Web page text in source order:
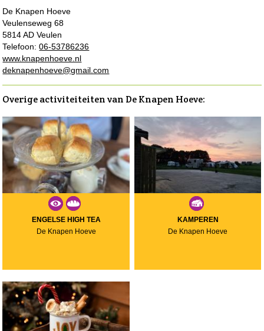
De Knapen Hoeve
Veulenseweg 68
5814 AD Veulen
Telefoon:06-53786236
www.knapenhoeve.nl
deknapenhoeve@gmail.com
Overige activiteiteiten van De Knapen Hoeve:
ENGELSE HIGH TEA
De Knapen Hoeve
KAMPEREN
De Knapen Hoeve